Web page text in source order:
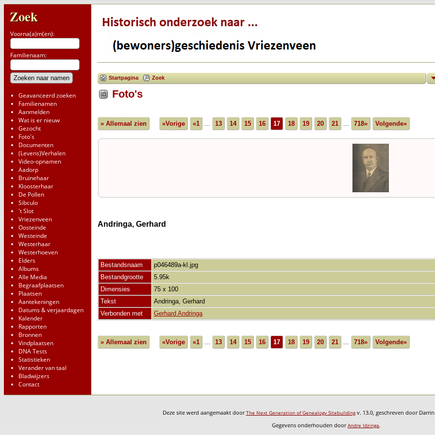
Zoek
Voorna(a)m(en):
Familienaam:
Geavanceerd zoeken
Familienamen
Aanmelden
Wat is er nieuw
Gezocht
Foto's
Documenten
(Levens)Verhalen
Video-opnamen
Aadorp
Bruinehaar
Kloosterhaar
De Pollen
Sibculo
't Slot
Vriezenveen
Oosteinde
Westeinde
Westerhaar
Westerhoeven
Elders
Albums
Alle Media
Begraafplaatsen
Plaatsen
Aantekeningen
Datums & verjaardagen
Kalender
Rapporten
Bronnen
Vindplaatsen
DNA Tests
Statistieken
Verander van taal
Bladwijzers
Contact
Startpagina Zoek
Foto's
» Allemaal zien «Vorige «1 ... 13 14 15 16 17 18 19 20 21 ... 718» Volgende»
Andringa, Gerhard
Bestandsnaam
p046489a-kl.jpg
Bestandgrootte
5.95k
Dimensies
75 x 100
Tekst
Andringa, Gerhard
Verbonden met
Gerhard Andringa
» Allemaal zien «Vorige «1 13 14 15 16 17 18 19 20 21 718» Volgende»
Deze site werd aangemaakt doorThe Next Generation of Genealogy Sitebuildingv. 13.0, geschreven door
Gegevens onderhouden doorAndre Idzinga.